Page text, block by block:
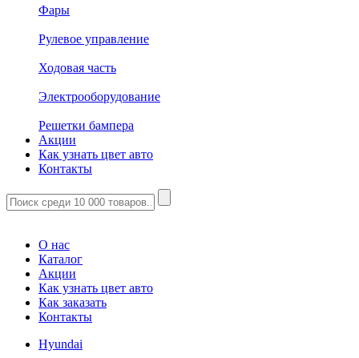
Фары
Рулевое управление
Ходовая часть
Электрооборудование
Решетки бампера
Акции
Как узнать цвет авто
Контакты
О нас
Каталог
Акции
Как узнать цвет авто
Как заказать
Контакты
Hyundai